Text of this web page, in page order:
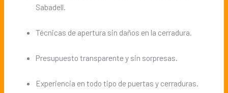
Sabadell.
Técnicas de apertura sin daños en la cerradura.
Presupuesto transparente y sin sorpresas.
Experiencia en todo tipo de puertas y cerraduras.